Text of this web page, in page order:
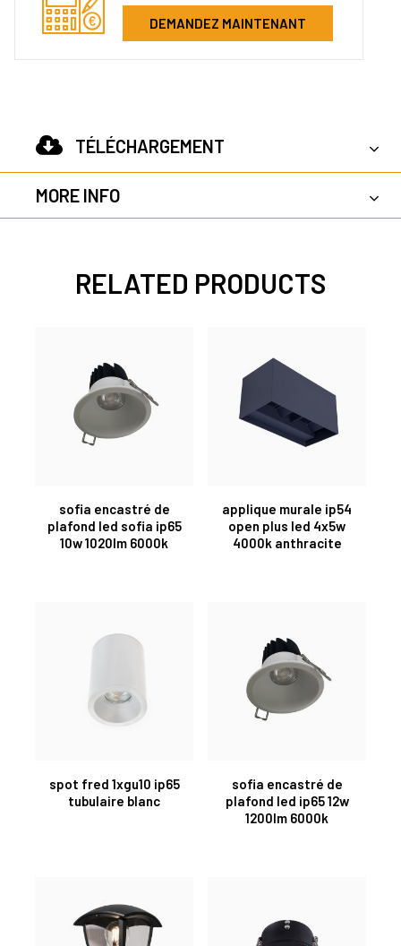
DEMANDEZ MAINTENANT
TÉLÉCHARGEMENT
MORE INFO
RELATED PRODUCTS
sofia encastré de
plafond led sofia ip65
10w 1020lm 6000k
applique murale ip54
open plus led 4x5w
4000k anthracite
spot fred 1xgu10 ip65
tubulaire blanc
sofia encastré de
plafond led ip65 12w
1200lm 6000k